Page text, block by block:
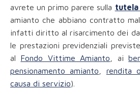
avrete un primo parere sulla tutela
amianto che abbiano contratto
infatti diritto al risarcimento dei
le prestazioni previdenziali
al Fondo Vittime Amianto , ai
pensionamento amianto
rendita
causa di servizio).